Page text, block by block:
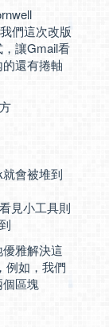
我們這次改版
讓Gmail看
還有捲軸
會被堆到
見小工具則
雅解決這
例如，我們
區塊